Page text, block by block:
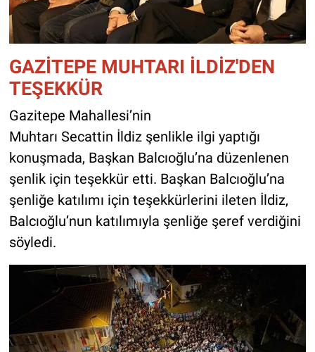
GAZİTEPE MUHTARI İLDİZ'DEN
TEŞEKKÜR
Gazitepe Mahallesi’nin
Muhtarı Secattin İldiz şenlikle ilgi yaptığı
konuşmada, Başkan Balcıoğlu’na düzenlenen
şenlik için teşekkür etti. Başkan Balcıoğlu’na
şenliğe katılımı için teşekkürlerini ileten İldiz,
Balcıoğlu’nun katılımıyla şenliğe şeref verdiğini
söyledi.